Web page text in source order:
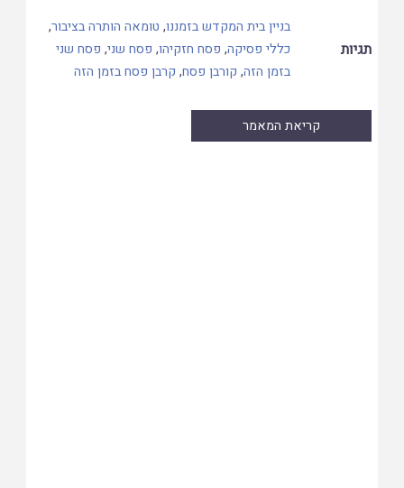
תגיות
בניין בית המקדש בזמננו, טומאה הותרה בציבור,
כללי פסיקה, פסח חזקיהו, פסח שני, פסח שני
בזמן הזה, קורבן פסח, קרבן פסח בזמן הזה
קריאת המאמר